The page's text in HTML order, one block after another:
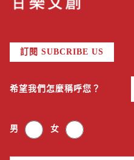
訂閱 SUBCRIBE US
希望我們怎麼稱呼您？
男 女